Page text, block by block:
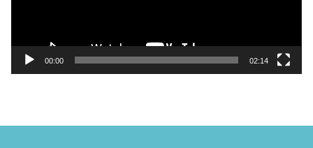
00:00 02:14